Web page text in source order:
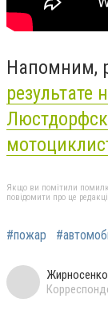
Напомним,
результате
Якщо ви помітили
повідомити про це
#пожар